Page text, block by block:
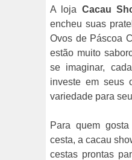
A loja Cacau
encheu suas
Ovos de Páscoa
estão muito
se imaginar,
investe em seus
variedade para
Para quem
cesta, a cacau
cestas prontas